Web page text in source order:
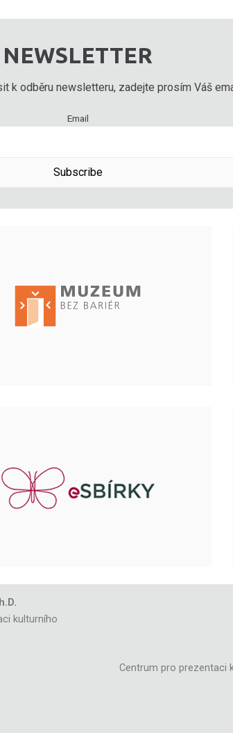
NEWSLETTER
k odběru newsletteru, zadejte prosím Váš
Email
Subscribe
kulturního
Centrum pro prezentaci